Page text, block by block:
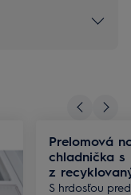
Prelomová
chladnička s
z
S hrdosťou